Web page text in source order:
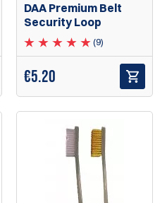
DAA Premium Belt
Security Loop
(9)
€5.20